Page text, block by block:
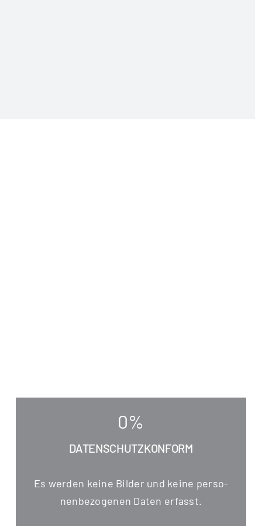
0%
DATENSCHUTZKONFORM
Es wer­den kei­ne Bil­der und kei­ne per­so­
nen­be­zo­ge­nen Daten erfasst.